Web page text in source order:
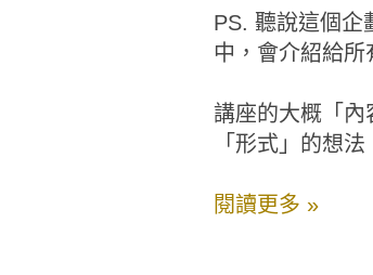
PS. 聽說這個企
中，會介紹給所
講座的大概「內
「形式」的想
閱讀更多 »